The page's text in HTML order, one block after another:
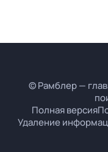
© Рамблер —
Полная версия
Удаление